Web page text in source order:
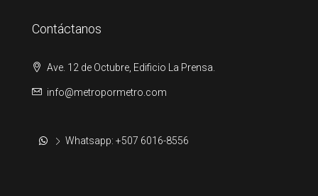
Contáctanos
Ave. 12 de Octubre, Edificio La Prensa.
info@metropormetro.com
Whatsapp: +507 6016-8556